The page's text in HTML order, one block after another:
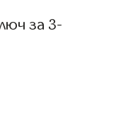
за 3-